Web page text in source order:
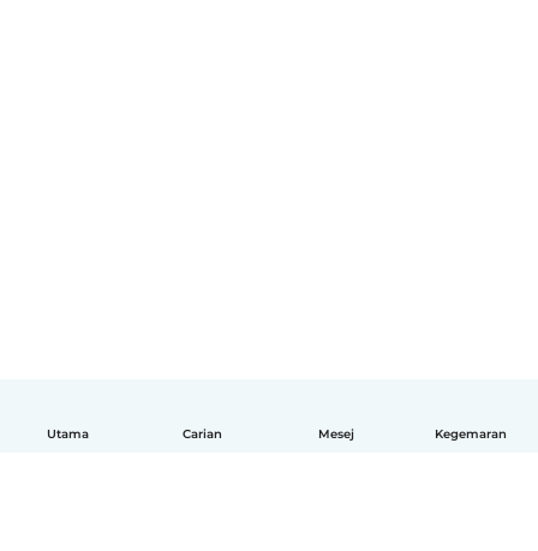
Utama Carian Mesej Kegemaran